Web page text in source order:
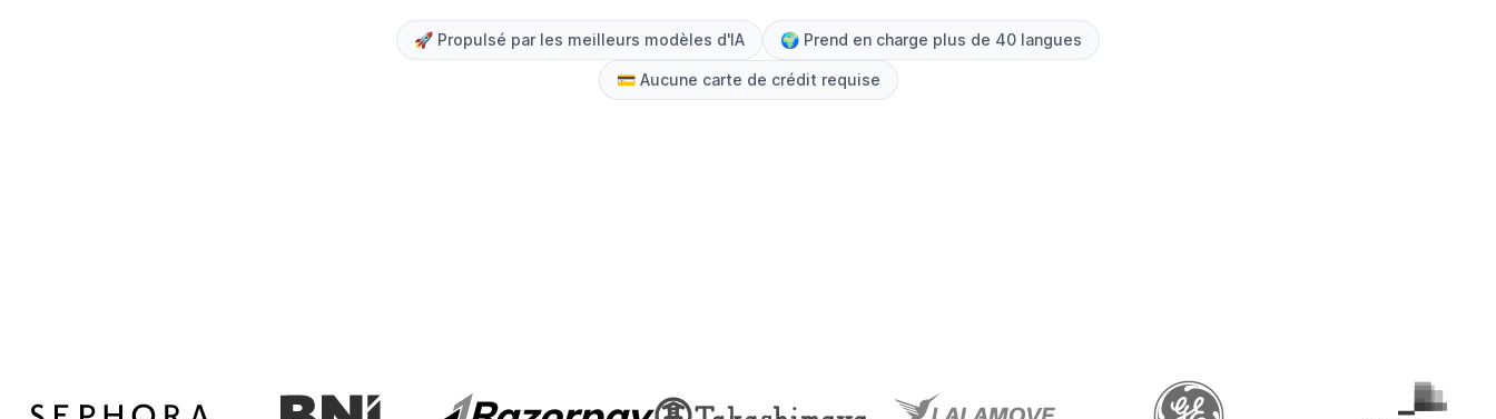
🚀 Propulsé par les meilleurs modèles d'IA 🌍 Prend en charge plus de 40 langues
💳 Aucune carte de crédit requise